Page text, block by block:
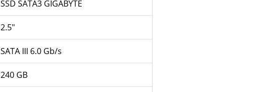
SSD SATA3 GIGABYTE
2.5″
SATA III 6.0 Gb/s
240 GB